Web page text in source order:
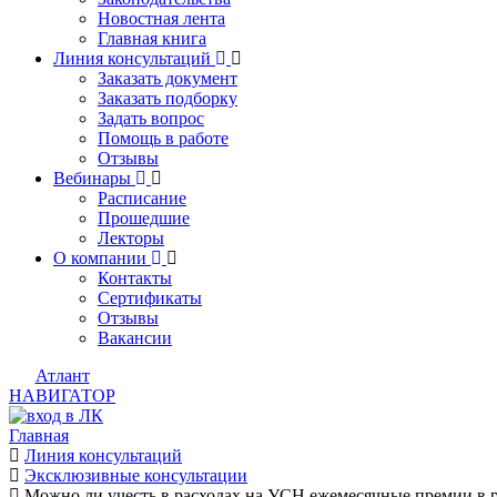
Новостная лента
Главная книга
Линия консультаций
Заказать документ
Заказать подборку
Задать вопрос
Помощь в работе
Отзывы
Вебинары
Расписание
Прошедшие
Лекторы
О компании
Контакты
Сертификаты
Отзывы
Вакансии
Атлант
НАВИГАТОР
Главная
Линия консультаций
Эксклюзивные консультации